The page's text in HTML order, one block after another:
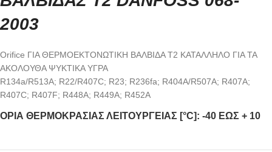
2003
Orifice ΓΙΑ ΘΕΡΜΟΕΚΤΟΝΩΤΙΚΗ ΒΑΛΒΙΔΑ Τ2 ΚΑΤΑΛΛΗΛΟ ΓΙΑ ΤΑ
ΑΚΟΛΟΥΘΑ ΨΥΚΤΙΚΑ ΥΓΡΑ
R134a/R513A; R22/R407C; R23; R236fa; R404A/R507A; R407A;
R407C; R407F; R448A; R449A; R452A
ΟΡΙΑ ΘΕΡΜΟΚΡΑΣΙΑΣ ΛΕΙΤΟΥΡΓΕΙΑΣ [°C]: -40 ΕΩΣ + 10